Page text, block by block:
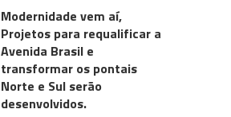
Modernidade vem aí,
Projetos para requalificar a
Avenida Brasil e
transformar os pontais
Norte e Sul serão
desenvolvidos.